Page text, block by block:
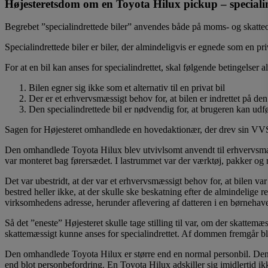
Højesteretsdom om en Toyota Hilux pickup –
Begrebet ”specialindrettede biler” anvendes både på moms- og
Specialindrettede biler er biler, der almindeligvis er egnede som en
For at en bil kan anses for specialindrettet, skal følgende betingelser
Bilen egner sig ikke som et alternativ til en privat bil
Der er et erhvervsmæssigt behov for, at bilen er indrettet på den
Den specialindrettede bil er nødvendig for, at brugeren kan
Sagen for Højesteret omhandlede en hovedaktionær, der drev sin
Den omhandlede Toyota Hilux blev utvivlsomt anvendt til
var monteret bag førersædet. I lastrummet var der værktøj, pakker og
Det var ubestridt, at der var et erhvervsmæssigt behov for, at bilen
bestred heller ikke, at der skulle ske beskatning efter de
virksomhedens adresse, herunder aflevering af datteren i en
Så det ”eneste” Højesteret skulle tage stilling til var, om der
skattemæssigt kunne anses for specialindrettet. Af dommen fremgår
Den omhandlede Toyota Hilux er større end en normal personbil.
end blot personbefordring. En Toyota Hilux adskiller sig imidlertid